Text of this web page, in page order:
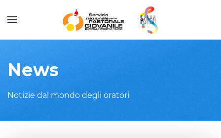
News
Notizie dal mondo degli oratori